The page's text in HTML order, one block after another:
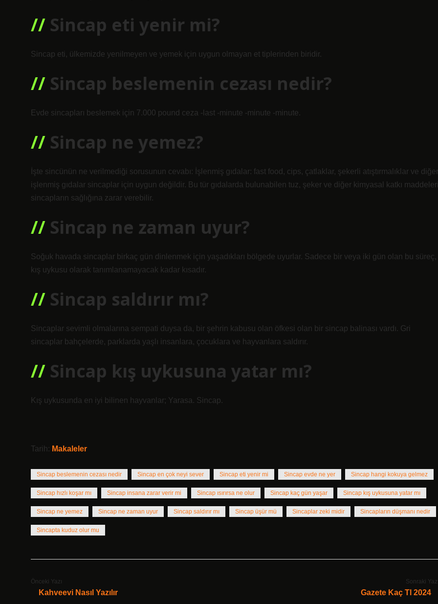
Sincap eti yenir mi?
Sincap eti, ülkemizde yenilmeyen ve yemek için uygun olmayan et tiplerinden biridir.
Sincap beslemenin cezası nedir?
Evde sincapları beslemek için 7.000 pound ceza -last -minute -minute -minute.
Sincap ne yemez?
İşte sincünün ne verilmediği sorusunun cevabı: İşlenmiş gıdalar: fast food, cips, çatlaklar, şekerli atıştırmalıklar ve diğer
işlenmiş gıdalar sincaplar için uygun değildir. Bu tür gıdalarda bulunabilen tuz, şeker ve diğer kimyasal katkı
sincapların sağlığına zarar verebilir.
Sincap ne zaman uyur?
Soğuk havada sincaplar birkaç gün dinlenmek için yaşadıkları bölgede uyurlar. Sadece bir veya iki gün olan bu süreç,
kış uykusu olarak tanımlanamayacak kadar kısadır.
Sincap saldırır mı?
Sincaplar sevimli olmalarına sempati duysa da, bir şehrin kabusu olan öfkesi olan bir sincap balinası vardı. Gri
sincaplar bahçelerde, parklarda yaşlı insanlara, çocuklara ve hayvanlara saldırır.
Sincap kış uykusuna yatar mı?
Kış uykusunda en iyi bilinen hayvanlar; Yarasa. Sincap.
Tarih: Makaleler
Sincap beslemenin cezası nedir Sincap en çok neyi sever Sincap eti yenir mi Sincap evde ne yer Sincap hangi kokuya gelmez
Sincap hızlı koşar mı Sincap insana zarar verir mi Sincap ısırırsa ne olur Sincap kaç gün yaşar Sincap kış uykusuna yatar mı
Sincap ne yemez Sincap ne zaman uyur Sincap saldırır mı Sincap üşür mü Sincaplar zeki midir Sincapların düşmanı nedir
Sincapta kuduz olur mu
Önceki Yazı
Kahveevi Nasıl Yazılır
Sonraki
Gazete Kaç Tl 2024